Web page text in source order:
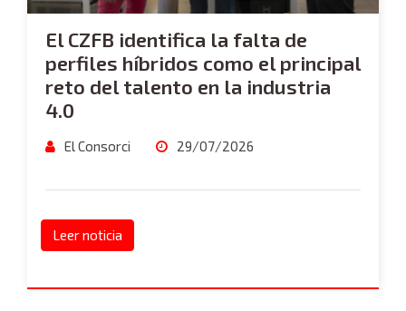
El CZFB identifica la falta de
perfiles híbridos como el principal
reto del talento en la industria
4.0
El Consorci 29/07/2026
Leer noticia